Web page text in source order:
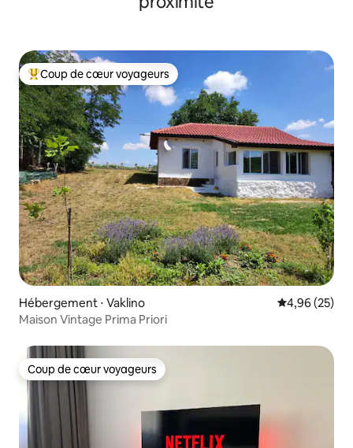
Coups de cœur voyageurs les plus appréciés
Coup de cœur voyageurs
Hébergement ⋅ Vaklino Évaluation
4,96 (25)
Maison Vintage Prima Priori
Coup de cœur voyageurs
Coup de cœur voyageurs